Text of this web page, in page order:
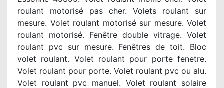
roulant motorisé pas cher. Volets roulant sur
mesure. Volet roulant motorisé sur mesure. Volet
roulant motorisé. Fenêtre double vitrage. Volet
roulant pvc sur mesure. Fenêtres de toit. Bloc
volet roulant. Volet roulant pour porte fenetre.
Volet roulant pour porte. Volet roulant pvc ou alu.
Volet roulant pvc manuel. Volet roulant solaire